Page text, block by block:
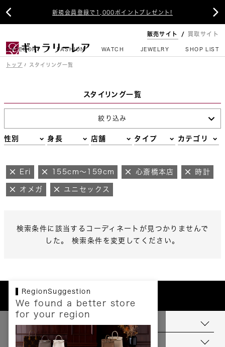
新規会員登録で1,000ポイントプレゼント!
 
販売サイト 買取サイト
CATEGORY FASHION WATCH JEWELRY SHOP LIST
トップ スタイリング一覧
スタイリング一覧
絞り込み
性別 身長 店舗 タイプ カテゴリ
Eri 155cm～159cm 心斎橋本店 時計
オメガ ユニセックス
検索条件に該当するコーディネートが見つかりませんで
した。 検索条件を変更してください。
RegionSuggestion
We found a better store
for your region
お支払いについて
配送について